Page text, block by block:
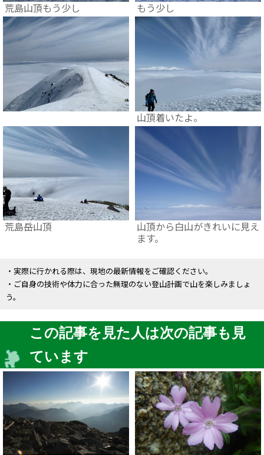
荒島山頂もう少し もう少し
山頂着いたよ。
荒島岳山頂
山頂から白山がきれいに見え
ます。
・実際に行かれる際は、現地の最新情報をご確認ください。
・ご自身の技術や体力に合った無理のない登山計画で山を楽しみましょ
う。
この記事を見た人は次の記事も見
ています